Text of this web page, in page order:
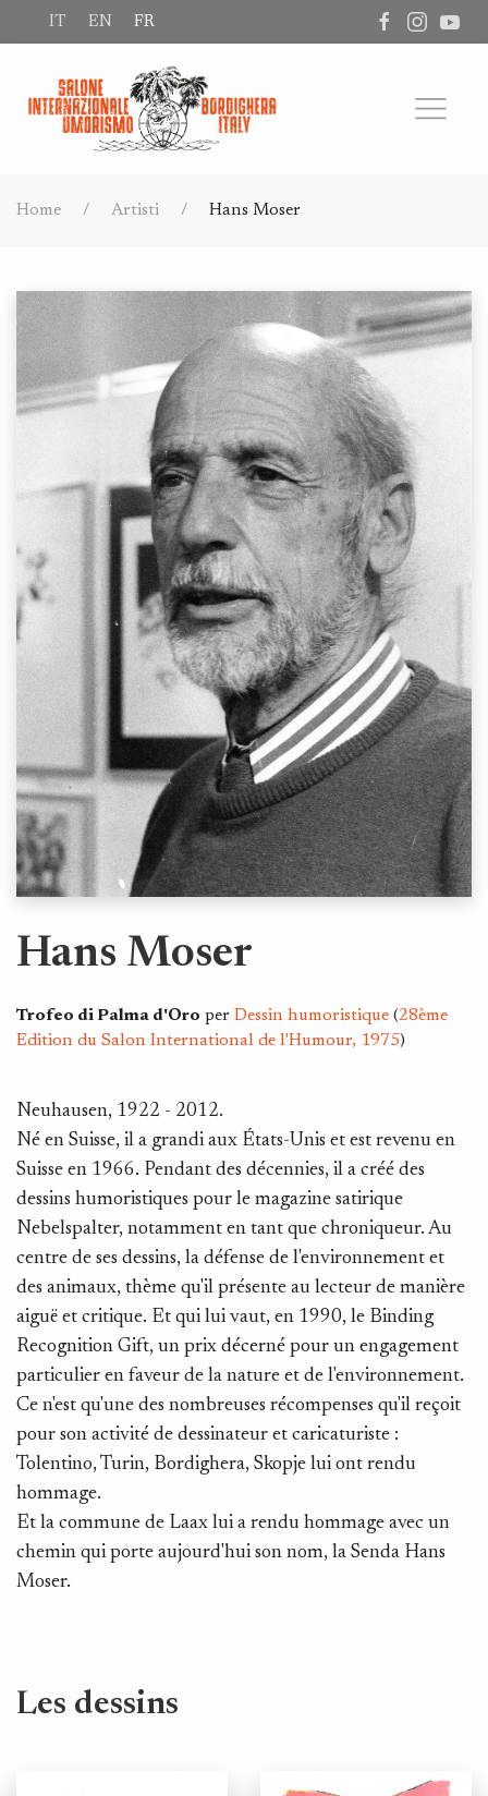
IT EN FR
Home Artisti Hans Moser
Hans Moser
Trofeo di Palma d'Oro per Dessin humoristique (28ème
Edition du Salon International de l'Humour, 1975)
Neuhausen, 1922 - 2012.
Né en Suisse, il a grandi aux États-Unis et est revenu en
Suisse en 1966. Pendant des décennies, il a créé des
dessins humoristiques pour le magazine satirique
Nebelspalter, notamment en tant que chroniqueur. Au
centre de ses dessins, la défense de l'environnement et
des animaux, thème qu'il présente au lecteur de manière
aiguë et critique. Et qui lui vaut, en 1990, le Binding
Recognition Gift, un prix décerné pour un engagement
particulier en faveur de la nature et de l'environnement.
Ce n'est qu'une des nombreuses récompenses qu'il reçoit
pour son activité de dessinateur et caricaturiste :
Tolentino, Turin, Bordighera, Skopje lui ont rendu
hommage.
Et la commune de Laax lui a rendu hommage avec un
chemin qui porte aujourd'hui son nom, la Senda Hans
Moser.
Les dessins